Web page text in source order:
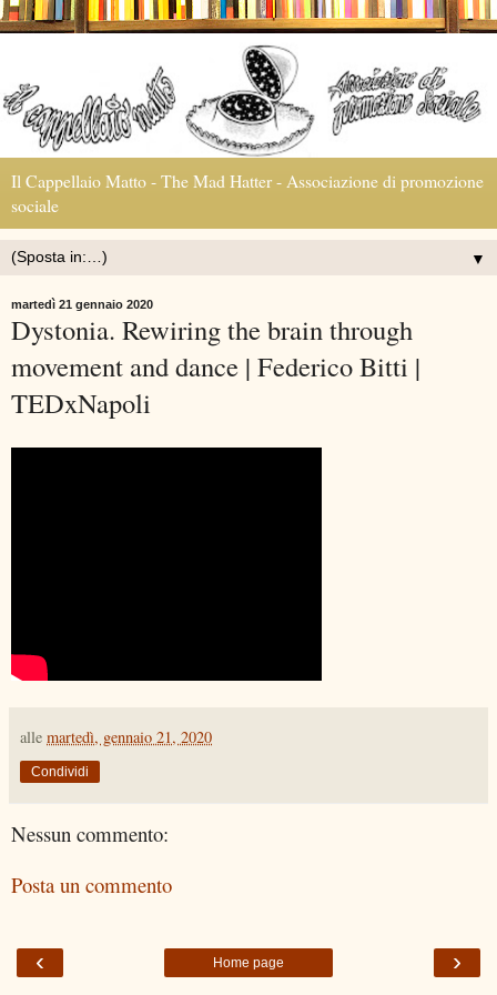
Il Cappellaio Matto - The Mad Hatter - Associazione di promozione
sociale
▼
martedì 21 gennaio 2020
Dystonia. Rewiring the brain through
movement and dance | Federico Bitti |
TEDxNapoli
alle martedì, gennaio 21, 2020
Condividi
Nessun commento:
Posta un commento
‹ ›
Home page